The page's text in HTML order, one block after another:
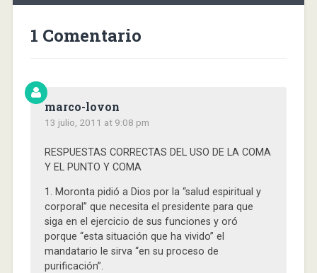
1 Comentario
marco-lovon
13 julio, 2011 at 9:08 pm
RESPUESTAS CORRECTAS DEL USO DE LA COMA
Y EL PUNTO Y COMA
1. Moronta pidió a Dios por la “salud espiritual y
corporal” que necesita el presidente para que
siga en el ejercicio de sus funciones y oró
porque “esta situación que ha vivido” el
mandatario le sirva “en su proceso de
purificación”.